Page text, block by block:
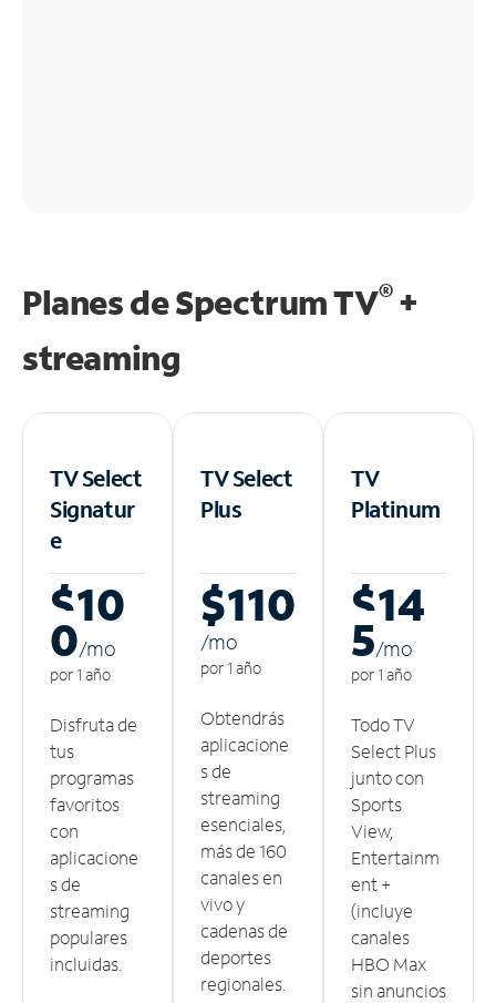
Planes de Spectrum TV®+
streaming
TV Select
Signatur
e
$10
0/mo
por 1 año
Disfruta de
tus
programas
favoritos
con
aplicacione
s de
streaming
populares
incluidas.
TV Select
Plus
$110
/mo
por 1 año
Obtendrás
aplicacione
s de
streaming
esenciales,
más de 160
canales en
vivo y
cadenas de
deportes
regionales.
TV
Platinum
$14
5/mo
por 1 año
Todo TV
Select Plus
junto con
Sports
View,
Entertainm
ent +
(incluye
canales
HBO Max
sin anuncios